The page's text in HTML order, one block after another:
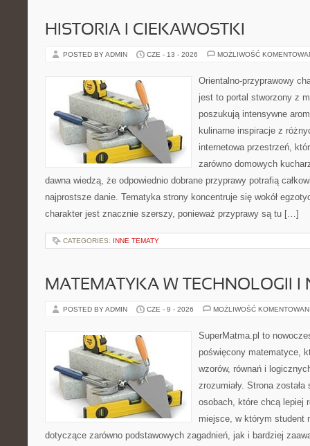
HISTORIA I CIEKAWOSTKI
POSTED BY ADMIN CZE - 13 - 2026 MOŻLIWOŚĆ
Orientalno-przyprawowy
jest to portal stworzony z
poszukują intensywne
kulinarne inspiracje z
internetowa przestrzeń,
zarówno domowych
dawna wiedzą, że odpowiednio dobrane przyprawy potrafią
najprostsze danie. Tematyka strony koncentruje się wokół
charakter jest znacznie szerszy, ponieważ przyprawy są tu […]
CATEGORIES: INNE TEMATY
MATEMATYKA W TECHNOLOGII I
POSTED BY ADMIN CZE - 9 - 2026 MOŻLIWOŚĆ
SuperMatma.pl to
poświęcony matematyce,
wzorów, równań i
zrozumiały. Strona
osobach, które chcą lepiej
miejsce, w którym student
dotyczące zarówno podstawowych zagadnień, jak i bardziej